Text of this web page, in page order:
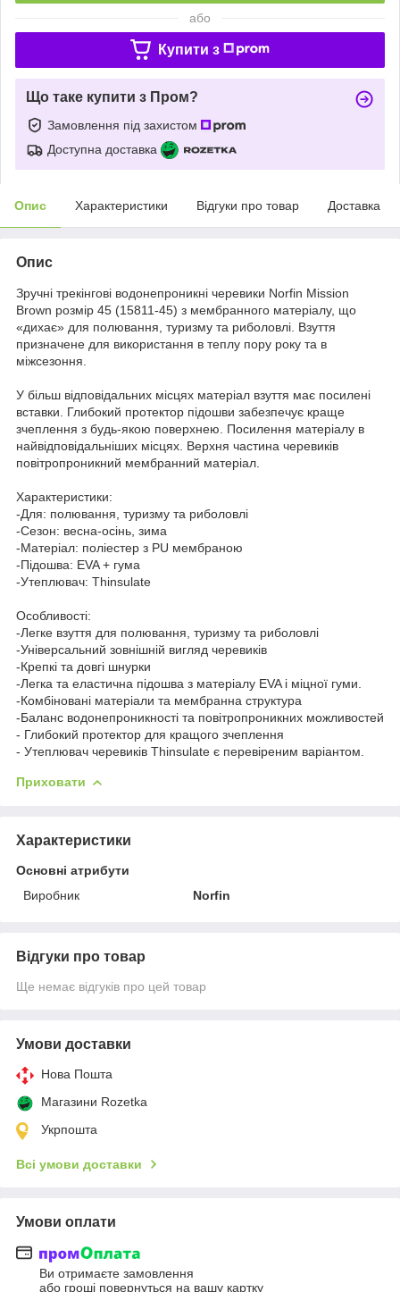
або
Купити з
Що таке купити з Пром?
Замовлення під захистом
Доступна доставка
Опис Характеристики Відгуки про товар Доставка
Опис
Зручні трекінгові водонепроникні черевики Norfin Mission
Brown розмір 45 (15811-45) з мембранного матеріалу, що
«дихає» для полювання, туризму та риболовлі. Взуття
призначене для використання в теплу пору року та в
міжсезоння.
У більш відповідальних місцях матеріал взуття має посилені
вставки. Глибокий протектор підошви забезпечує краще
зчеплення з будь-якою поверхнею. Посилення матеріалу в
найвідповідальніших місцях. Верхня частина черевиків
повітропроникний мембранний матеріал.
Характеристики:
-Для: полювання, туризму та риболовлі
-Сезон: весна-осінь, зима
-Матеріал: поліестер з PU мембраною
-Підошва: EVA + гума
-Утеплювач: Thinsulate
Особливості:
-Легке взуття для полювання, туризму та риболовлі
-Універсальний зовнішній вигляд черевиків
-Крепкі та довгі шнурки
-Легка та еластична підошва з матеріалу EVA і міцної гуми.
-Комбіновані матеріали та мембранна структура
-Баланс водонепроникності та повітропроникних можливостей
- Глибокий протектор для кращого зчеплення
- Утеплювач черевиків Thinsulate є перевіреним варіантом.
Приховати
Характеристики
Основні атрибути
Виробник
Norfin
Відгуки про товар
Ще немає відгуків про цей товар
Умови доставки
Нова Пошта
Магазини Rozetka
Укрпошта
Всі умови доставки
Умови оплати
Ви отримаєте замовлення
або гроші повернуться на вашу картку